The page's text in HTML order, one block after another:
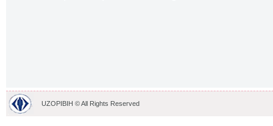
UZOPIBIH © All Rights Reserved